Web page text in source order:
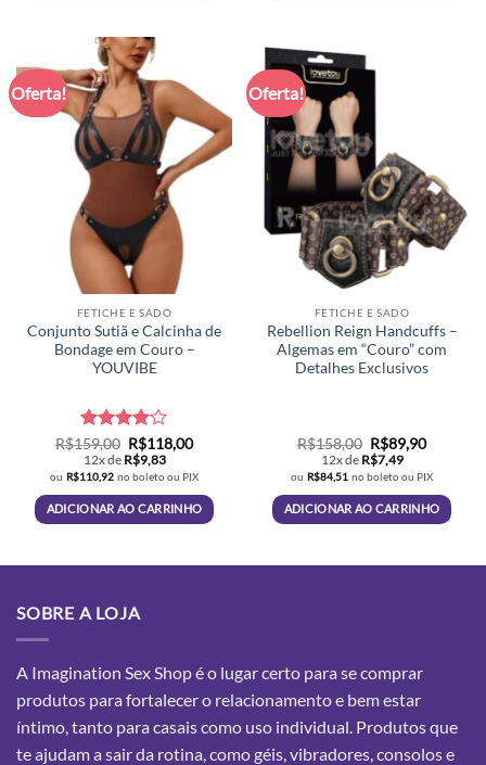
Oferta!
FETICHE E SADO
Conjunto Sutiã e Calcinha de
Bondage em Couro –
YOUVIBE
Avaliação
4de 5
R$159,00 O
preço
original
era:
R$159,00.
R$118,00O
atual
é:
R$118,00.
12x de R$9,83
ou R$110,92 no boleto ou PIX
ADICIONAR AO CARRINHO
Oferta!
FETICHE E SADO
Rebellion Reign Handcuffs –
Algemas em “Couro” com
Detalhes Exclusivos
R$158,00 O
preço
original
era:
R$158,00.
R$89,90O
atual
é:
R$89,90.
12x de R$7,49
ou R$84,51 no boleto ou PIX
ADICIONAR AO CARRINHO
SOBRE A LOJA
A Imagination Sex Shop é o lugar certo para se comprar
produtos para fortalecer o relacionamento e bem estar
íntimo, tanto para casais como uso individual. Produtos que
te ajudam a sair da rotina, como géis, vibradores, consolos e